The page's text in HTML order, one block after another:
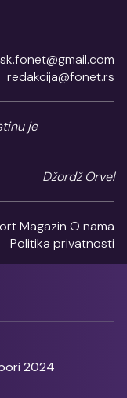
redakcija@fonet.rs
je
Džordž Orvel
Magazin O nama
Politika privatnosti
2024